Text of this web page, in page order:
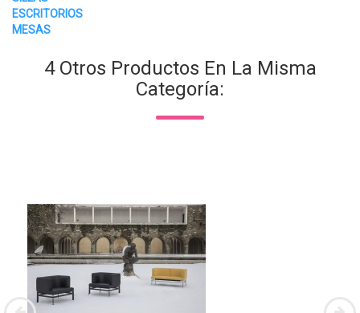
ESCRITORIOS
MESAS
4 Otros Productos En La Misma
Categoría: